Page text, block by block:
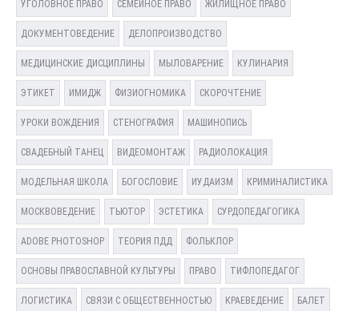
УГОЛОВНОЕ ПРАВО СЕМЕЙНОЕ ПРАВО ЖИЛИЩНОЕ ПРАВО
ДОКУМЕНТОВЕДЕНИЕ ДЕЛОПРОИЗВОДСТВО
МЕДИЦИНСКИЕ ДИСЦИПЛИНЫ МЫЛОВАРЕНИЕ КУЛИНАРИЯ
ЭТИКЕТ ИМИДЖ ФИЗИОГНОМИКА СКОРОЧТЕНИЕ
УРОКИ ВОЖДЕНИЯ СТЕНОГРАФИЯ МАШИНОПИСЬ
СВАДЕБНЫЙ ТАНЕЦ ВИДЕОМОНТАЖ РАДИОЛОКАЦИЯ
МОДЕЛЬНАЯ ШКОЛА БОГОСЛОВИЕ ИУДАИЗМ КРИМИНАЛИСТИКА
МОСКВОВЕДЕНИЕ ТЬЮТОР ЭСТЕТИКА СУРДОПЕДАГОГИКА
ADOBE PHOTOSHOP ТЕОРИЯ ПДД ФОЛЬКЛОР
ОСНОВЫ ПРАВОСЛАВНОЙ КУЛЬТУРЫ ПРАВО ТИФЛОПЕДАГОГ
ЛОГИСТИКА СВЯЗИ С ОБЩЕСТВЕННОСТЬЮ КРАЕВЕДЕНИЕ БАЛЕТ